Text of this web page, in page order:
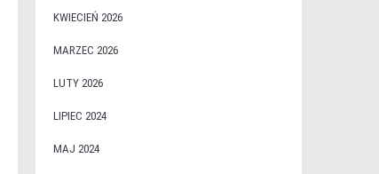
KWIECIEŃ 2026
MARZEC 2026
LUTY 2026
LIPIEC 2024
MAJ 2024